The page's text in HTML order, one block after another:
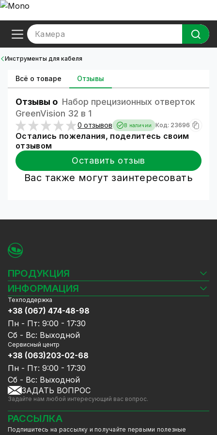
Камера
Инструменты для кабеля
Всё о товаре Отзывы
Отзывы о Набор прецизионных отверток
GreenVision 32 в 1
0 отзывов В наличии Код: 23696
Остались пожелания, поделитесь своим
отзывом
Оставить отзыв
Вас также могут заинтересовать
ПРОДУКЦИЯ
Камеры видеонаблюдения
Видеорегистраторы
Комплекты видеонаблюдения
СКУД
Источники питания
Сетевое оборудование
Ноутбуки и компьютеры
Аксессуары
Акции
Уцененный товар
GreenVision скидки
Мерч от GreenVision
Товары для дома
ИНФОРМАЦИЯ
Блог
Доставка и оплата
Гарантия и Сервисное обслуживание
Политика конфиденциальности
Договор публичной оферты
Сотрудничество
Услуги
Калькулятор расчёта объёма HDD
Техподдержка
+38 (067) 474-48-98
Пн - Пт: 9:00 - 17:30
Сб - Вс: Выходной
Сервисный центр
+38 (063)203-02-68
Пн - Пт: 9:00 - 17:30
Сб - Вс: Выходной
ЗАДАТЬ ВОПРОС
Задайте нам любой интересующий вас вопрос.
РАССЫЛКА
Подпишитесь на рассылку и получайте первыми полезные